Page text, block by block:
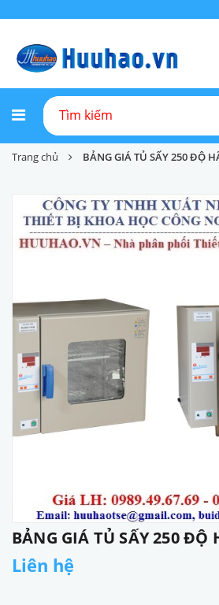
Trang chủ BẢNG GIÁ TỦ SẤY 250 ĐỘ
BẢNG GIÁ TỦ SẤY 250 ĐỘ
Liên hệ